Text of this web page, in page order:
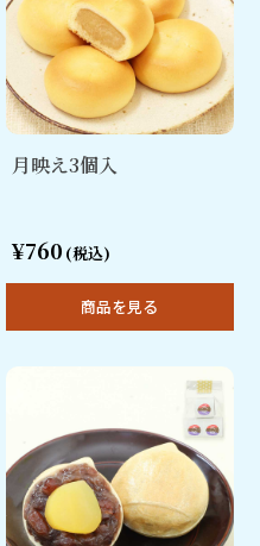
月映え3個入
¥760 (税込)
商品を見る